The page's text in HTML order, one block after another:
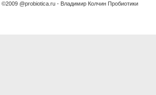
©2009 @probiotica.ru - Владимир Колчин Пробиотики